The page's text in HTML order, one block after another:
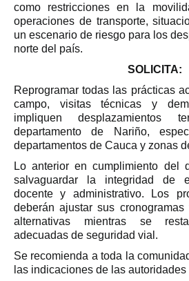
como restricciones en la
operaciones de transporte,
un escenario de riesgo para los
norte del país.
SOLICITA:
Reprogramar todas las prácticas
campo, visitas técnicas y
impliquen desplazamientos
departamento de Nariño,
departamentos de Cauca y zonas
Lo anterior en cumplimiento del
salvaguardar la integridad de
docente y administrativo. Los
deberán ajustar sus
alternativas mientras se
adecuadas de seguridad vial.
Se recomienda a toda la
las indicaciones de las